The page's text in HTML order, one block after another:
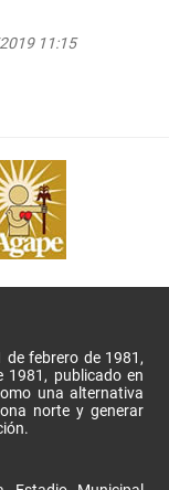
11:15
de febrero de 1981,
1981, publicado en
una alternativa
norte y generar